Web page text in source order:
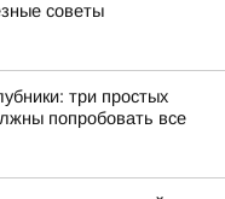
советы
три простых
попробовать все